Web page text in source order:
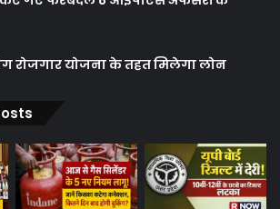
रोजगार योजना के तहत मिलेगा लोन